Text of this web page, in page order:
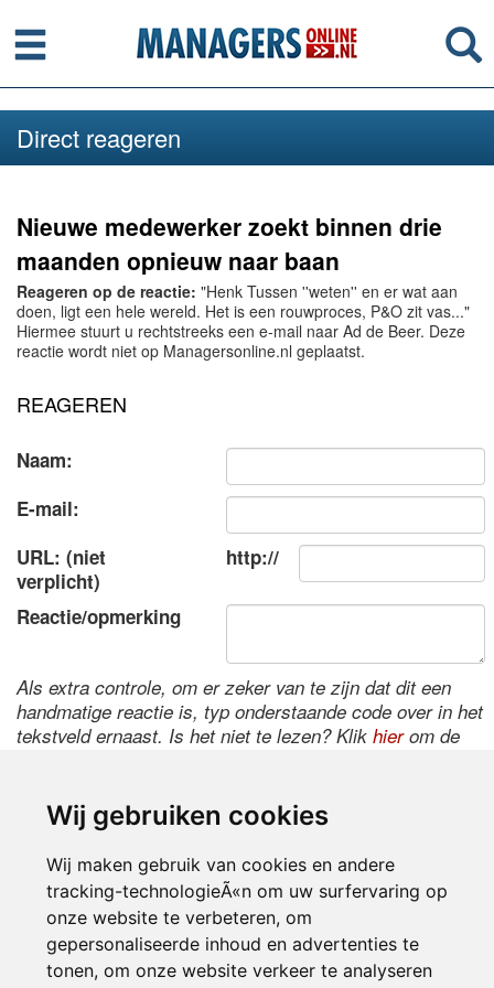
Wij gebruiken cookies
Wij maken gebruik van cookies en andere
tracking-technologieÃ«n om uw surfervaring op
onze website te verbeteren, om
gepersonaliseerde inhoud en advertenties te
tonen, om onze website verkeer te analyseren
Menu
Direct reageren
Nieuwe medewerker zoekt binnen drie
maanden opnieuw naar baan
Reageren op de reactie: "Henk Tussen ''weten'' en er wat aan
doen, ligt een hele wereld. Het is een rouwproces, P&O zit vas..."
Hiermee stuurt u rechtstreeks een e-mail naar Ad de Beer. Deze
reactie wordt niet op Managersonline.nl geplaatst.
REAGEREN
Naam:
E-mail:
URL: (niet
verplicht)
http://
Reactie/opmerking
Als extra controle, om er zeker van te zijn dat dit een
handmatige reactie is, typ onderstaande code over in het
tekstveld ernaast. Is het niet te lezen? Klik hierom de